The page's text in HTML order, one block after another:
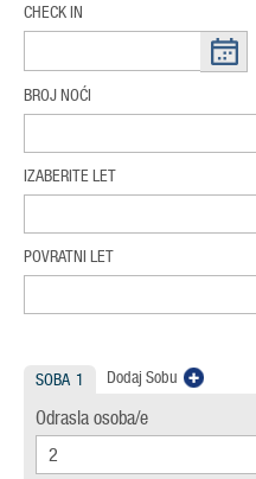
CHECK IN
BROJ NOĆI
IZABERITE LET
POVRATNI LET
SOBA 1 Dodaj Sobu
Odrasla osoba/e